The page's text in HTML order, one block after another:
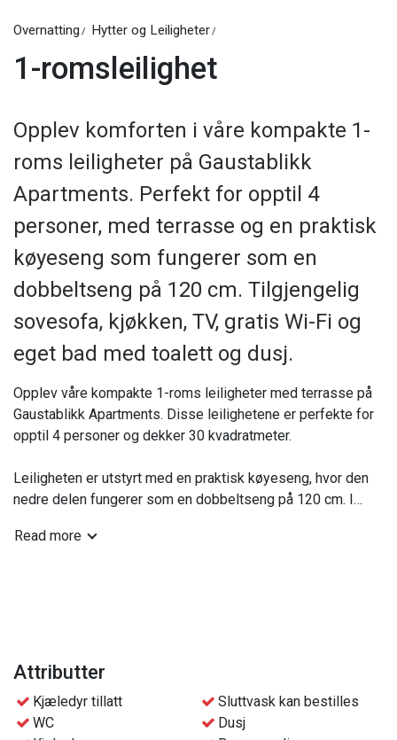
Overnatting Hytter og Leiligheter
1-romsleilighet
Opplev komforten i våre kompakte 1-
roms leiligheter på Gaustablikk
Apartments. Perfekt for opptil 4
personer, med terrasse og en praktisk
køyeseng som fungerer som en
dobbeltseng på 120 cm. Tilgjengelig
sovesofa, kjøkken, TV, gratis Wi-Fi og
eget bad med toalett og dusj.
Opplev våre kompakte 1-roms leiligheter med terrasse på
Gaustablikk Apartments. Disse leilighetene er perfekte for
opptil 4 personer og dekker 30 kvadratmeter.
Leiligheten er utstyrt med en praktisk køyeseng, hvor den
nedre delen fungerer som en dobbeltseng på 120 cm. I
vil også finne et kjøkken hvor du kan tilberede enkle
*Den nedre delen av familiekøyesengen er 120 cm bred og
Enheten har en god beliggenhet nær Gausta Skisenter og
Read more
Attributter
Kjæledyr tillatt
Sluttvask kan bestilles
WC
Dusj